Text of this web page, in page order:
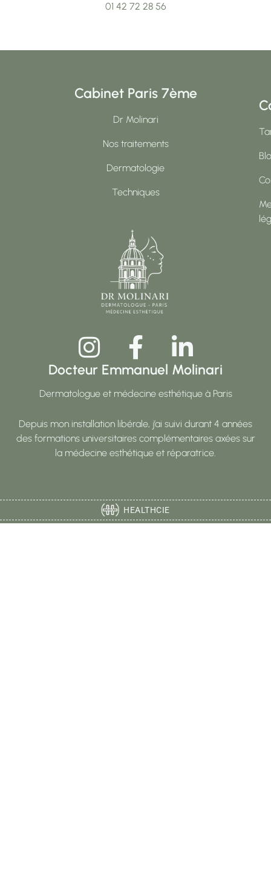
01 42 72 28 56
Cabinet Paris 7ème
Dr Molinari
Nos traitements
Dermatologie
Techniques
Docteur Emmanuel Molinari
Dermatologue et médecine esthétique à Paris
Depuis mon installation libérale, j’ai suivi durant 4 années
des formations universitaires complémentaires axées sur
la médecine esthétique et réparatrice.
HEALTHCIE